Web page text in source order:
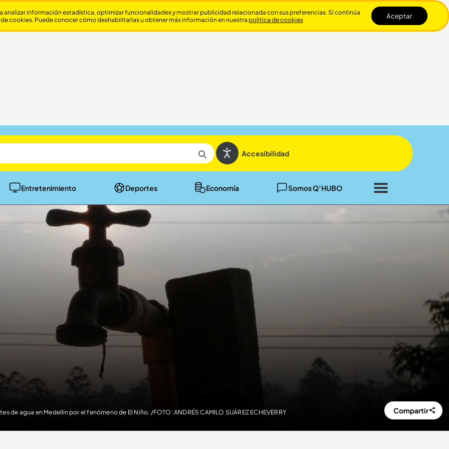
Accesibilidad
Entretenimiento Deportes Economía Somos Q’HUBO
Cerrar
de agua en Medellín por el fenómeno de El Niño. /FOTO: ANDRÉS CAMILO SUÁREZ ECHEVERRY Compartir
información estadística, optimizar funcionalidades y mostrar publicidad relacionada con sus preferencias. Si continúa
cookies. Puede conocer cómo deshabilitarlas u obtener más información en nuestra politica de cookies Aceptar